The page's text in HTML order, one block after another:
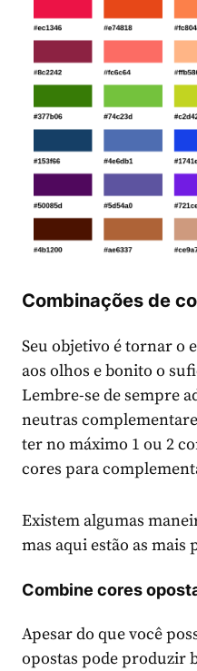
Combinações de
Seu objetivo é tornar o
aos olhos e bonito o
Lembre-se de sempre
neutras
ter no máximo 1 ou 2
cores para
Existem algumas
mas aqui estão as mais
Combine cores
Apesar do que você
opostas pode produzir